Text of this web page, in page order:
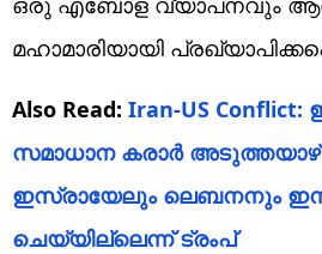
മഹാമാരിയായി
Also Read: Iran-US
സമാധാന കരാര്‍
ഇസ്രായേലും ലെബനനും
ചെയ്യില്ലെന്ന് ട്രംപ്